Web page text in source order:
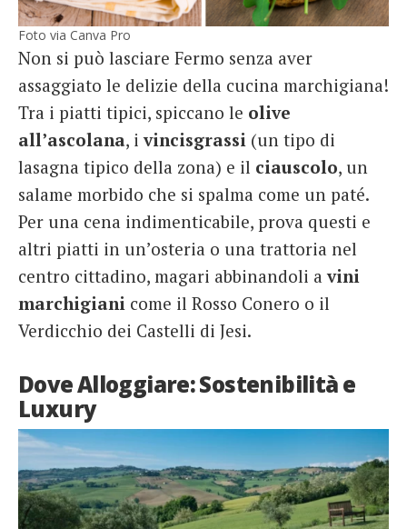
Foto via Canva Pro
Non si può lasciare Fermo senza aver
assaggiato le delizie della cucina marchigiana!
Tra i piatti tipici, spiccano le olive
all’ascolana, ivincisgrassi (un tipo di
lasagna tipico della zona) e il ciauscolo, un
salame morbido che si spalma come un paté.
Per una cena indimenticabile, prova questi e
altri piatti in un’osteria o una trattoria nel
centro cittadino, magari abbinandoli avini
marchigiani come il Rosso Conero o il
Verdicchio dei Castelli di Jesi.
Dove Alloggiare: Sostenibilità e
Luxury